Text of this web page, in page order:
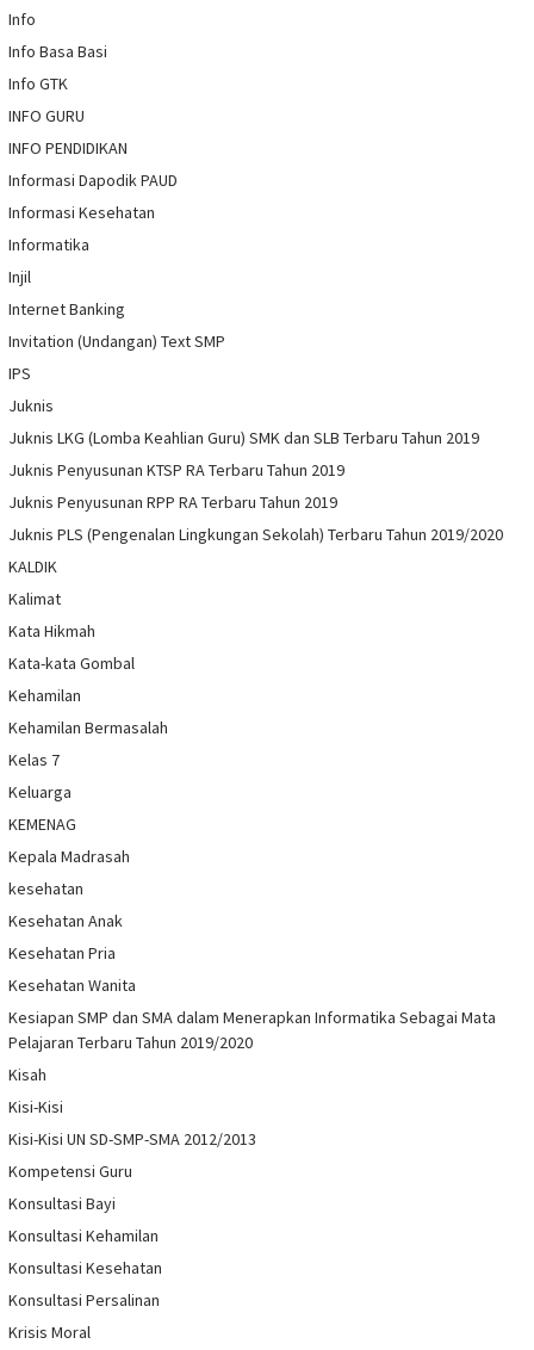
Info
Info Basa Basi
Info GTK
INFO GURU
INFO PENDIDIKAN
Informasi Dapodik PAUD
Informasi Kesehatan
Informatika
Injil
Internet Banking
Invitation (Undangan) Text SMP
IPS
Juknis
Juknis LKG (Lomba Keahlian Guru) SMK dan SLB Terbaru Tahun 2019
Juknis Penyusunan KTSP RA Terbaru Tahun 2019
Juknis Penyusunan RPP RA Terbaru Tahun 2019
Juknis PLS (Pengenalan Lingkungan Sekolah) Terbaru Tahun 2019/2020
KALDIK
Kalimat
Kata Hikmah
Kata-kata Gombal
Kehamilan
Kehamilan Bermasalah
Kelas 7
Keluarga
KEMENAG
Kepala Madrasah
kesehatan
Kesehatan Anak
Kesehatan Pria
Kesehatan Wanita
Kesiapan SMP dan SMA dalam Menerapkan Informatika Sebagai Mata
Pelajaran Terbaru Tahun 2019/2020
Kisah
Kisi-Kisi
Kisi-Kisi UN SD-SMP-SMA 2012/2013
Kompetensi Guru
Konsultasi Bayi
Konsultasi Kehamilan
Konsultasi Kesehatan
Konsultasi Persalinan
Krisis Moral